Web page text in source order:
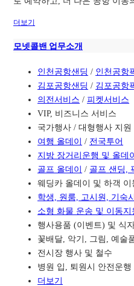
더보기
모넷콜밴 업무소개
인천공항샌딩 / 인천공항
김포공항샌딩 / 김포공항
의전서비스 /피켓서비스
VIP, 비즈니스 서비스
국가행사 / 대형행사 지원
여행 올데이 / 전국투어
지방 장거리운행 및 올데
골프 올데이 / 골프 샌딩,
웨딩카 올데이 및 하객 이
학생, 원룸, 고시원, 기숙
소형 화물 운송 및 이동지
행사용품 (이벤트) 및 식
꽃배달, 악기, 그림, 예술
전시장 행사 및 철수
병원 입, 퇴원시 안전운행
더보기